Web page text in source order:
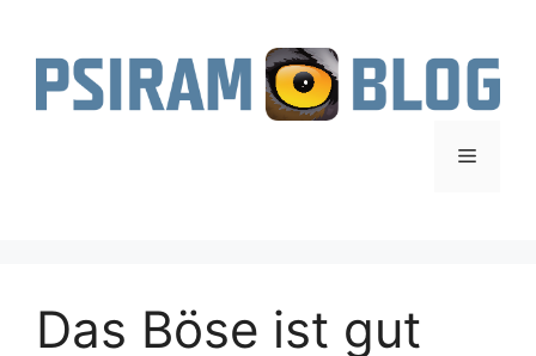
springen
Menü
Das Böse ist gut